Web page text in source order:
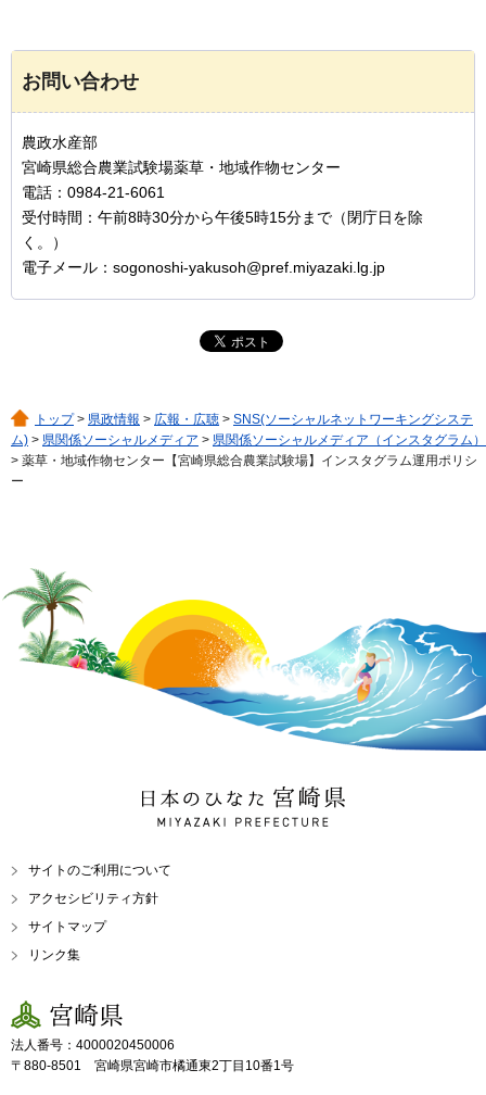
お問い合わせ
農政水産部
宮崎県総合農業試験場薬草・地域作物センター
電話：0984-21-6061
受付時間：午前8時30分から午後5時15分まで（閉庁日を除
く。）
電子メール：sogonoshi-yakusoh@pref.miyazaki.lg.jp
トップ> 県政情報 > 広報・広聴 > SNS(ソーシャルネットワーキングシステ
ム) > 県関係ソーシャルメディア > 県関係ソーシャルメディア（インスタグラム）
> 薬草・地域作物センター【宮崎県総合農業試験場】インスタグラム運用ポリシ
ー
日本のひなた 宮崎県
MIYAZAKI PREFECTURE
サイトのご利用について
アクセシビリティ方針
サイトマップ
リンク集
宮崎県
法人番号：4000020450006
〒880-8501 宮崎県宮崎市橘通東2丁目10番1号